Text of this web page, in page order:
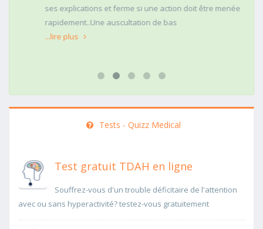
ses explications et ferme si une action doit être menée
rapidement..Une auscultation de bas
...lire plus
Tests - Quizz Medical
Test gratuit TDAH en ligne
Souffrez-vous d'un trouble déficitaire de l'attention
avec ou sans hyperactivité? testez-vous gratuitement